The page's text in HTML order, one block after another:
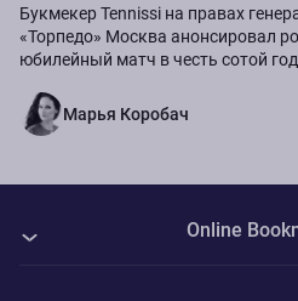
Букмекер Tennissi на правах
«Торпедо» Москва анонсировал
юбилейный матч в честь сотой
Марья Коробач
Online